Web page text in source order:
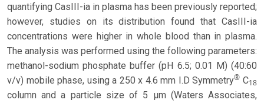
quantifying CasIII-ia in plasma has been previously reported;
however, studies on its distribution found that CasIII-ia
concentrations were higher in whole blood than in plasma.
The analysis was performed using the following parameters:
methanol-sodium phosphate buffer (pH 6.5; 0.01 M) (40:60
v/v) mobile phase, using a 250 x 4.6 mm I.D Symmetry® C18
column and a particle size of 5 µm (Waters Associates,